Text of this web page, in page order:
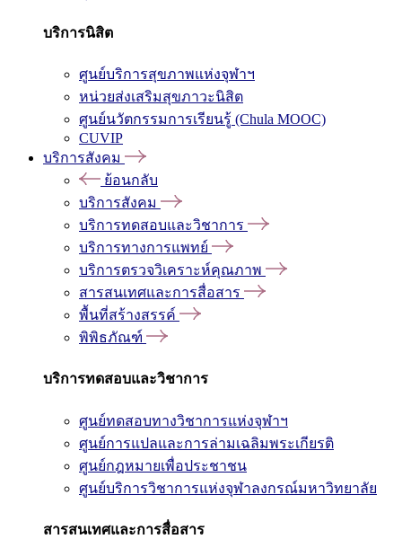
บริการนิสิต
ศูนย์บริการสุขภาพแห่งจุฬาฯ
หน่วยส่งเสริมสุขภาวะนิสิต
ศูนย์นวัตกรรมการเรียนรู้ (Chula MOOC)
CUVIP
บริการสังคม
ย้อนกลับ
บริการสังคม
บริการทดสอบและวิชาการ
บริการทางการแพทย์
บริการตรวจวิเคราะห์คุณภาพ
สารสนเทศและการสื่อสาร
พื้นที่สร้างสรรค์
พิพิธภัณฑ์
บริการทดสอบและวิชาการ
ศูนย์ทดสอบทางวิชาการแห่งจุฬาฯ
ศูนย์การแปลและการล่ามเฉลิมพระเกียรติ
ศูนย์กฎหมายเพื่อประชาชน
ศูนย์บริการวิชาการแห่งจุฬาลงกรณ์มหาวิทยาลัย
สารสนเทศและการสื่อสาร